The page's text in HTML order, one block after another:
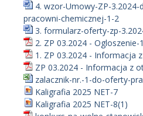
4. wzor-Umowy-ZP-
pracowni-chemicznej-1-2
3. formularz-oferty-zp-
2. ZP 03.2024 - Ogloszenie-1
1. ZP 03.2024 - Informacja
ZP 03.2024 - Informacja z
zalacznik-nr.-1-do-oferty-
Kaligrafia 2025 NET-7
Kaligrafia 2025 NET-8(1)